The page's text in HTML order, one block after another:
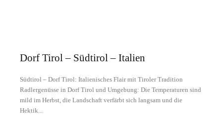
Dorf Tirol – Südtirol – Italien
Südtirol – Dorf Tirol: Italienisches Flair mit Tiroler Tradition
Radlergenüsse in Dorf Tirol und Umgebung: Die Temperaturen sind
mild im Herbst, die Landschaft verfärbt sich langsam und die
Hektik...